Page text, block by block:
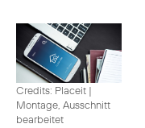
Credits: Placeit |
Montage, Ausschnitt
bearbeitet